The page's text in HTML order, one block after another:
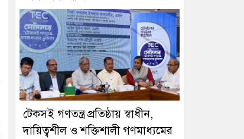
টেকসই গণতন্ত্র প্রতিষ্ঠায় স্বাধীন,
দায়িত্বশীল ও শক্তিশালী গণমাধ্যমের